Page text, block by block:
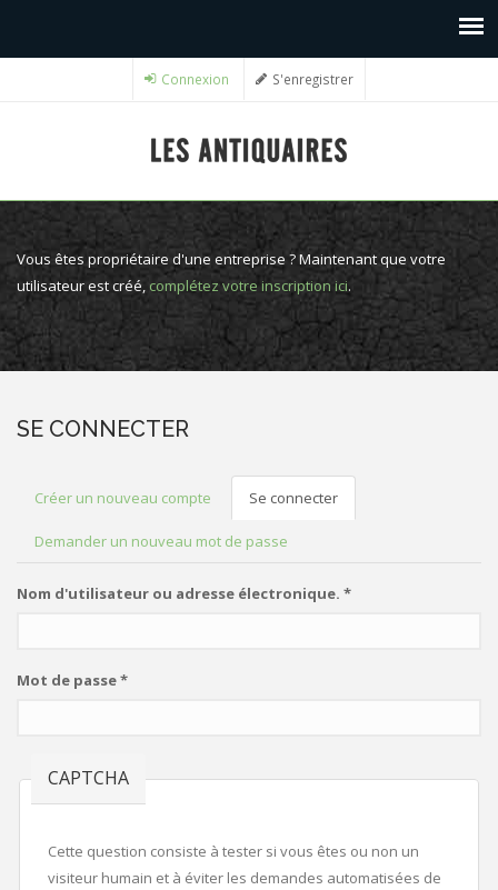
Connexion S'enregistrer
Vous êtes propriétaire d'une entreprise ? Maintenant que votre
utilisateur est créé, complétez votre inscription ici.
SE CONNECTER
ONGLETS PRINCIPAUX
Créer un nouveau compte Se connecter
Demander un nouveau mot de passe
Nom d'utilisateur ou adresse électronique. *
Mot de passe*
CAPTCHA
Cette question consiste à tester si vous êtes ou non un
visiteur humain et à éviter les demandes automatisées de